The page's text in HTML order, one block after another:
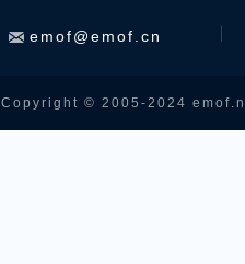
emof@emof.cn
Copyright © 2005-2024